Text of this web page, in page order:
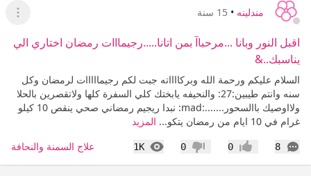
مندلينه • 15 سنة
عرض
اقبل النور وبانا ...مرحباآ بمن اتانا.....رجيمااات رمضان اختاري الي
يناسبك..&
السلام عليكم ورحمة الله وبركااااته جبت لكم رجيمااااات لرمضان وكل
سنه وانتم طيبين:27: والنحيفه يابختك كلي السفرة كلها ولاتقصرين بالحلا
ولااوصيك باالسحور.......:mad: نبدا ريجيم رمضاني صحي ينقص 10 كيلو
غرام في 10 ايام من رمضان يتكو...
المزيد
8
التعليقات إعجاب0 عدم إعجاب
0
1K
المشاهدات علاج السمنة والنحافة